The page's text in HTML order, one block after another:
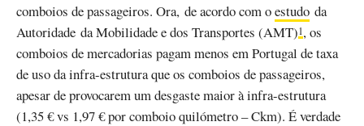
comboios de passageiros. Ora, de acordo com oestudo da
Autoridade da Mobilidade e dos Transportes (AMT)1, os
comboios de mercadorias pagam menos em Portugal de taxa
de uso da infra-estrutura que os comboios de passageiros,
apesar de provocarem um desgaste maior à infra-estrutura
(1,35 € vs 1,97 € por comboio quilómetro – Ckm). É verdade